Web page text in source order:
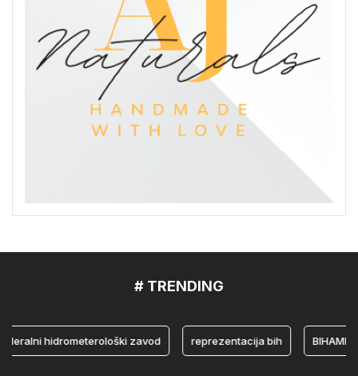
# TRENDING
hidrometerološki zavod reprezentacija bih BIHAMK